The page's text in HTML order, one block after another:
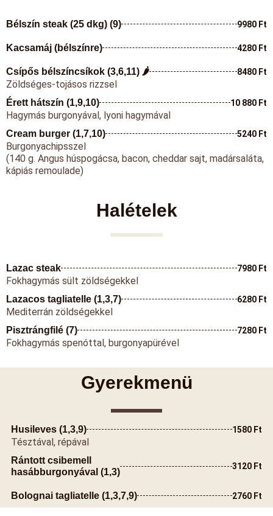
Bélszín steak (25 dkg) (9) 9980 Ft
Kacsamáj (bélszínre) 4280 Ft
Csípős bélszíncsíkok (3,6,11) 🌶️ 8480 Ft
Zöldséges-tojásos rizzsel
Érett hátszín (1,9,10) 10 880 Ft
Hagymás burgonyával, lyoni hagymával
Cream burger (1,7,10) 5240 Ft
Burgonyachipsszel
(140 g. Angus húspogácsa, bacon, cheddar sajt, madársaláta,
kápiás remoulade)
Halételek
Lazac steak 7980 Ft
Fokhagymás sült zöldségekkel
Lazacos tagliatelle (1,3,7) 6280 Ft
Mediterrán zöldségekkel
Pisztrángfilé (7) 7280 Ft
Fokhagymás spenóttal, burgonyapürével
Gyerekmenü
Husileves (1,3,9) 1580 Ft
Tésztával, répával
Rántott csibemell
hasábburgonyával (1,3)
3120 Ft
Bolognai tagliatelle (1,3,7,9) 2760 Ft